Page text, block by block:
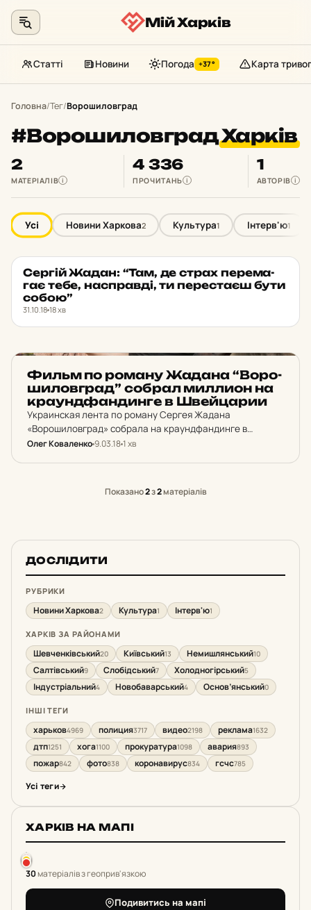
Мій Харків
Статті Новини Погода +37° Карта тривог
Головна/Тег/Ворошиловград
#ВорошиловградХарків
2
МАТЕРІАЛІВ i
4 336
ПРОЧИТАНЬ i
1
АВТОРІВ i
Усі Новини Харкова2 Культура1 Інтерв'ю1
ІНТЕРВ'Ю ★ ОБРАНЕ
Сергій Жадан: “Там, де страх пе­ре­ма­
гає тебе, нас­прав­ді, ти пе­рес­та­єш бути
собою”
31.10.18 18 хв
НОВИНИ ХАРКОВА
Фильм по роману Жадана “Во­ро­
ши­лов­град” собрал мил­ли­он на
кра­ун­дфан­дин­ге в Швей­ца­рии
Украинская лента по роману Сергея Жадана
«Ворошиловград» собрала на краундфандинге в
Швейцарии почти 40 000 франков. Это более миллиона
Олег Коваленко9.03.181 хв
Показано2з2матеріалів
ДОСЛІДИТИ
РУБРИКИ
Новини Харкова2 Культура1 Інтерв'ю1
ХАРКІВ ЗА РАЙОНАМИ
Шевченківський20 Київський13 Немишлянський10
Салтівський9 Слобідський7 Холодногірський5
Індустріальний4 Новобаварський4 Основ’янський0
ІНШІ ТЕГИ
харьков4969 полиция3717 видео2198 реклама1632
дтп1251 хога1100 прокуратура1098 авария893
пожар842 фото838 коронавирус834 гсчс785
Усі теги
ХАРКІВ НА МАПІ
30матеріалів з геоприв'язкою
Подивитись на мапі